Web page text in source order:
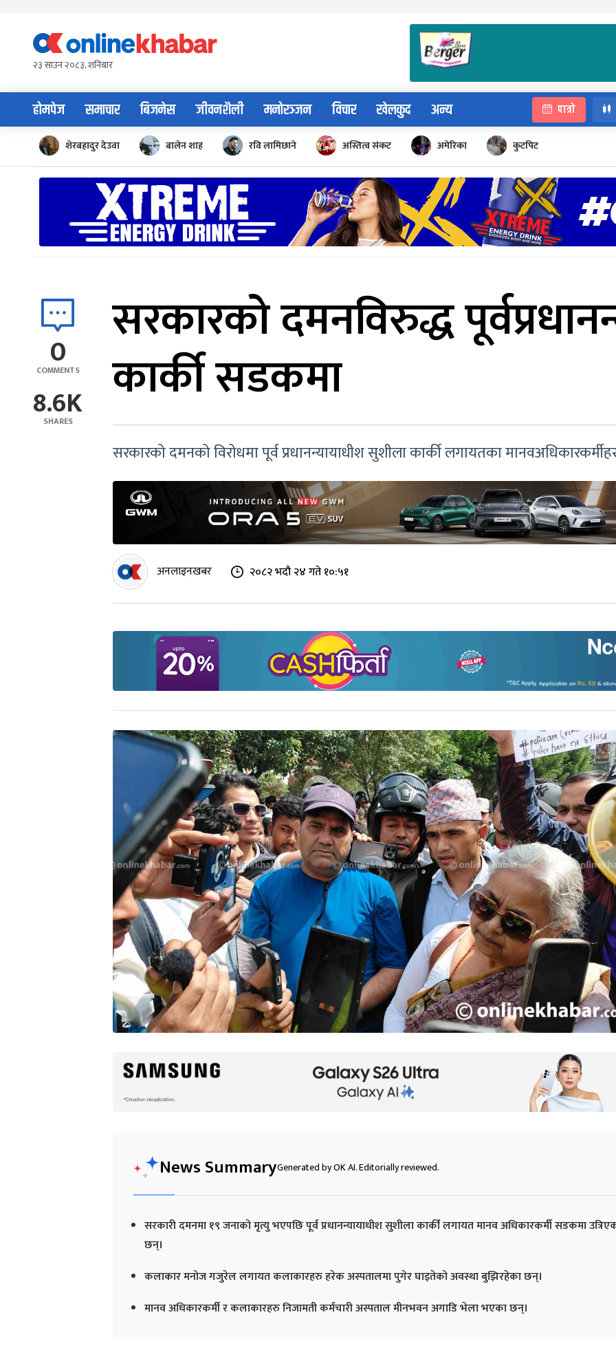
content२३ साउन २०८३, शनिबार
होमपेज समाचार बिजनेस जीवनशैली मनोरञ्जन विचार खेलकुद अन्य पात्रो
शेरबहादुर देउवा बालेन शाह रवि लामिछाने अस्तित्व संकट अमेरिका कुटपिट
0
COMMENTS
8.6K
SHARES
सरकारको दमनविरुद्ध
कार्की सडकमा
सरकारको दमनको विरोधमा पूर्व प्रधानन्यायाधीश सुशीला कार्की लगायतका
अनलाइनखबर २०८२ भदौ २४ गते १०:५१
News SummaryGenerated by OK AI. Editorially reviewed.
सरकारी दमनमा १९ जनाको मृत्यु भएपछि पूर्व प्रधानन्यायाधीश सुशीला कार्की लगायत मानव अधिकारकर्मी सडकमा
छन्।
कलाकार मनोज गजुरेल लगायत कलाकारहरु हरेक अस्पतालमा पुगेर घाइतेको अवस्था बुझिरहेका छन्।
मानव अधिकारकर्मी र कलाकारहरु निजामती कर्मचारी अस्पताल मीनभवन अगाडि भेला भएका छन्।